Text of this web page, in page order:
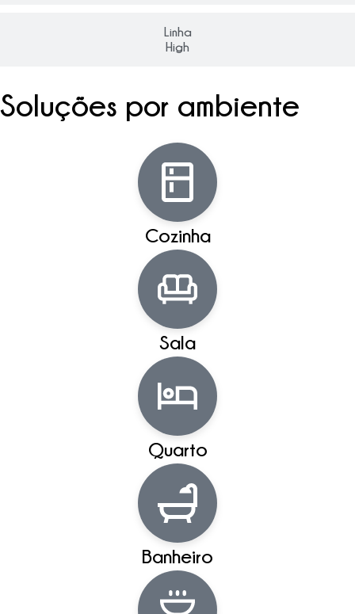
Linha
High
Soluções por ambiente
Cozinha
Sala
Quarto
Banheiro